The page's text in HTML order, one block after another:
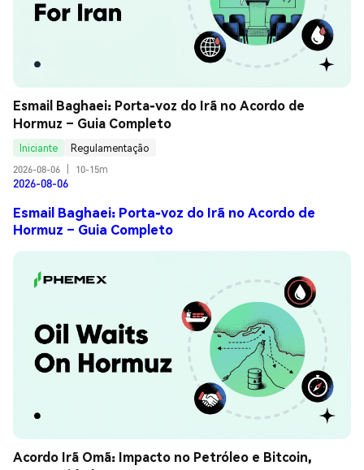
Esmail Baghaei: Porta-voz do Irã no Acordo de
Hormuz – Guia Completo
Iniciante
Regulamentação
2026-08-06
10-15m
2026-08-06
Esmail Baghaei: Porta-voz do Irã no Acordo de
Hormuz – Guia Completo
Acordo Irã Omã: Impacto no Petróleo e Bitcoin,